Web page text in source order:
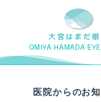
OMIYA HAMADA
医院からのお